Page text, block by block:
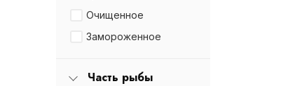
Очищенное
Замороженное
Часть рыбы